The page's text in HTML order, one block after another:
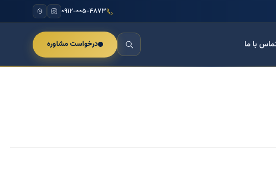
۰۹۱۲-۰۰۵-۴۸۷۳
با ما درخواست مشاوره